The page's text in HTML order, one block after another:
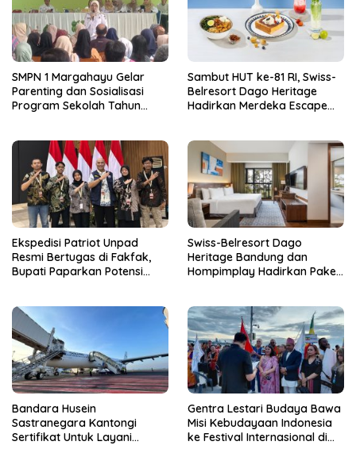
SMPN 1 Margahayu Gelar
Parenting dan Sosialisasi
Program Sekolah Tahun
Sambut HUT ke-81 RI, Swiss-
Belresort Dago Heritage
Hadirkan Merdeka Escape
Ekspedisi Patriot Unpad
Resmi Bertugas di Fakfak,
Bupati Paparkan Potensi
Swiss-Belresort Dago
Heritage Bandung dan
Hompimplay Hadirkan Paket
Bandara Husein
Sastranegara Kantongi
Sertifikat Untuk Layani
Gentra Lestari Budaya Bawa
Misi Kebudayaan Indonesia
ke Festival Internasional di